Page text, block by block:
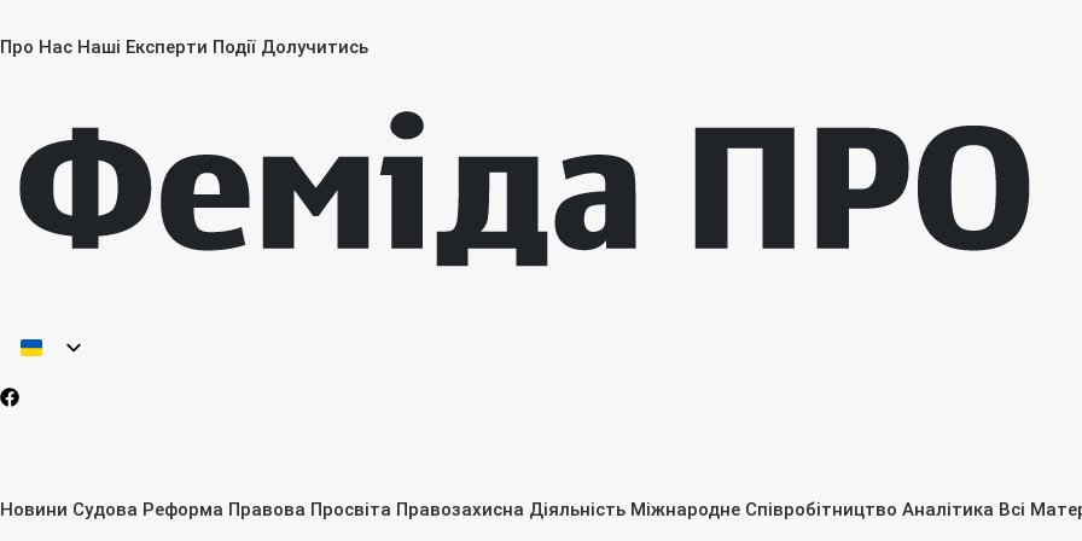
Про Нас Наші Експерти Події Долучитись
Новини Судова Реформа Правова Просвіта Правозахисна Діяльність Міжнародне Співробітництво Аналітика Всі